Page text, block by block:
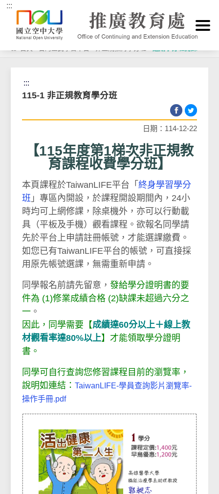
跳到主要內容區塊
:::
:::
115-1 非正規教育學分班
日期：114-12-22
【115年度第1梯次非正規教
育課程收費學分班】
本頁課程於TaiwanLIFE平台「終身學習學分
班 」專區內開設，於課程開設期間內，24小
時均可上網修課，除桌機外，亦可以行動載
具（平板及手機）觀看課程。欲報名同學請
先於平台上申請註冊帳號，才能選課繳費。
如您已有TaiwanLIFE平台的帳號，可直接採
用原先帳號選課，無需重新申請。
同學報名前請先留意，發給學分證明書的要
件為 (1)修業成績合格 (2)缺課未超過六分之
一 。
因此，同學需要【成績達60分以上＋線上教
材觀看率達80%以上】才能領取學分證明
書。
同學可自行查詢您修習課程目前的瀏覽率，
說明如連結：TaiwanLIFE-學員查詢影片瀏覽率-
操作手冊.pdf